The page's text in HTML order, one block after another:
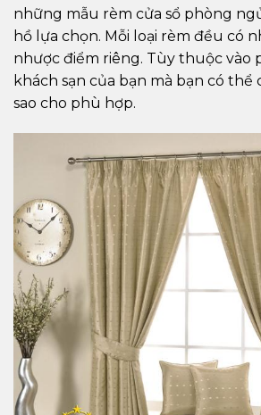
những mẫu rèm cửa sổ phòng
hồ lựa chọn. Mỗi loại rèm đều có
nhược điểm riêng. Tùy thuộc vào
khách sạn của bạn mà bạn có thể
sao cho phù hợp.